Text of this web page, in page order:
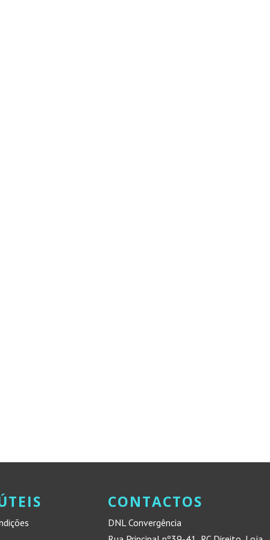
CONTACTOS
DNL Convergência